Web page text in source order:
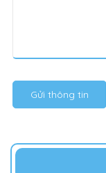
Gửi thông tin